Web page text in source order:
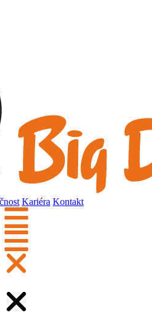
Kariéra Kontakt